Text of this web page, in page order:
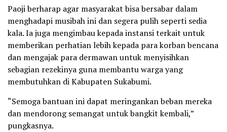
Paoji berharap agar masyarakat bisa bersabar dalam
menghadapi musibah ini dan segera pulih seperti sedia
kala. Ia juga mengimbau kepada instansi terkait untuk
memberikan perhatian lebih kepada para korban bencana
dan mengajak para dermawan untuk menyisihkan
sebagian rezekinya guna membantu warga yang
membutuhkan di Kabupaten Sukabumi.
“Semoga bantuan ini dapat meringankan beban mereka
dan mendorong semangat untuk bangkit kembali,”
pungkasnya.